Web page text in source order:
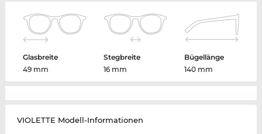
Glasbreite
49 mm
Stegbreite
16 mm
Bügellänge
140 mm
VIOLETTE Modell-Informationen